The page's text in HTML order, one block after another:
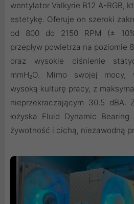
wentylator Valkyrie B12 A-RGB,
estetykę. Oferuje on szeroki
od 800 do 2150 RPM (±
przepływ powietrza na poziomie
oraz wysokie ciśnienie
mmH₂O. Mimo swojej mocy,
wysoką kulturę pracy, z
nieprzekraczającym 30.5 dBA.
łożyska Fluid Dynamic Bearing
żywotność i cichą, niezawodną